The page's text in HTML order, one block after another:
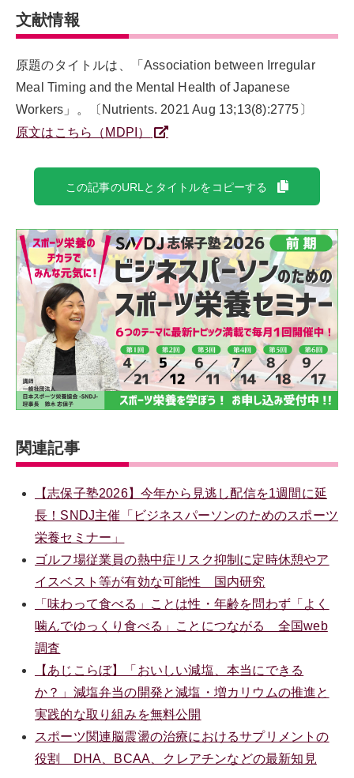
文献情報
原題のタイトルは、「Association between Irregular
Meal Timing and the Mental Health of Japanese
Workers」。〔Nutrients. 2021 Aug 13;13(8):2775〕
原文はこちら（MDPI）
この記事のURLとタイトルをコピーする
関連記事
【志保子塾2026】今年から見逃し配信を1週間に延
長！SNDJ主催「ビジネスパーソンのためのスポーツ
栄養セミナー」
ゴルフ場従業員の熱中症リスク抑制に定時休憩やア
イスベスト等が有効な可能性 国内研究
「味わって食べる」ことは性・年齢を問わず「よく
噛んでゆっくり食べる」ことにつながる 全国web
調査
【あじこらぼ】「おいしい減塩、本当にできる
か？」減塩弁当の開発と減塩・増カリウムの推進と
実践的な取り組みを無料公開
スポーツ関連脳震盪の治療におけるサプリメントの
役割 DHA、BCAA、クレアチンなどの最新知見